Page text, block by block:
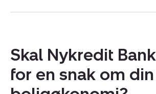
Skal Nykredit
for en snak om din